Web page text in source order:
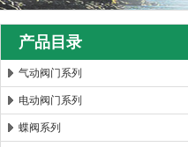
郑州森玛自控阀门
产品目录
气动阀门系列
电动阀门系列
蝶阀系列